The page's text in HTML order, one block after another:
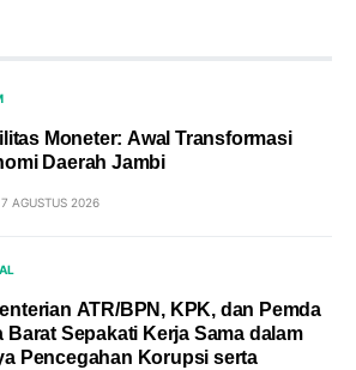
Moneter: Awal Transformasi
Daerah Jambi
AGUSTUS 2026
ATR/BPN, KPK, dan Pemda
Barat Sepakati Kerja Sama dalam
Pencegahan Korupsi serta